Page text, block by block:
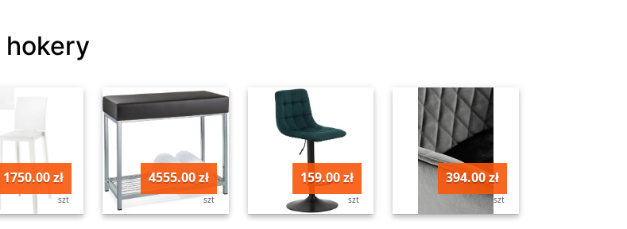
1750.00 zł
szt
4555.00 zł
szt
159.00 zł
szt
394.00 zł
szt